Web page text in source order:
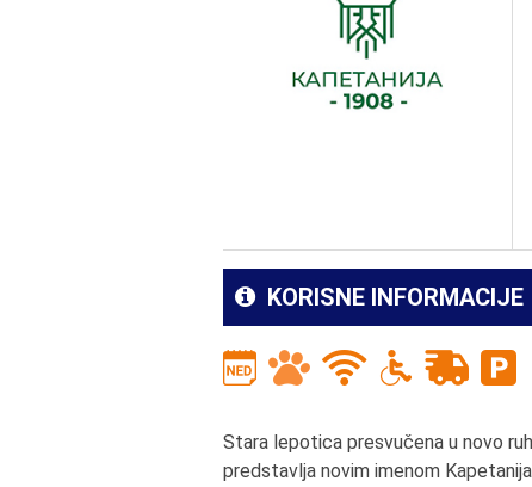
KORISNE INFORMACIJE
Stara lepotica presvučena u novo
predstavlja novim imenom